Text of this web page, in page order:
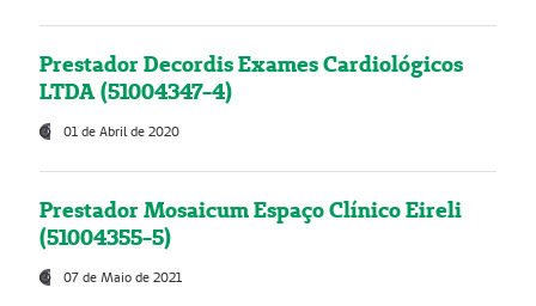
Prestador Decordis Exames Cardiológicos
LTDA (51004347-4)
01 de Abril de 2020
Prestador Mosaicum Espaço Clínico Eireli
(51004355-5)
07 de Maio de 2021